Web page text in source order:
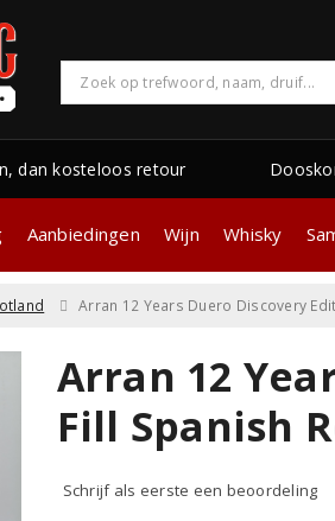
dan kosteloos retour
Aanbiedingen Wijn Whisky
Arran 12 Years Duero Discovery
Arran 12
Fill Spanish
Schrijf als eerste een beoordeling